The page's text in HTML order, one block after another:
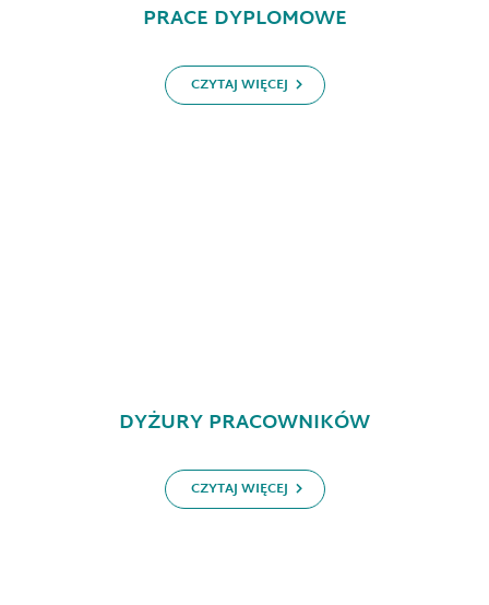
PRACE DYPLOMOWE
CZYTAJ WIĘCEJ
DYŻURY PRACOWNIKÓW
CZYTAJ WIĘCEJ